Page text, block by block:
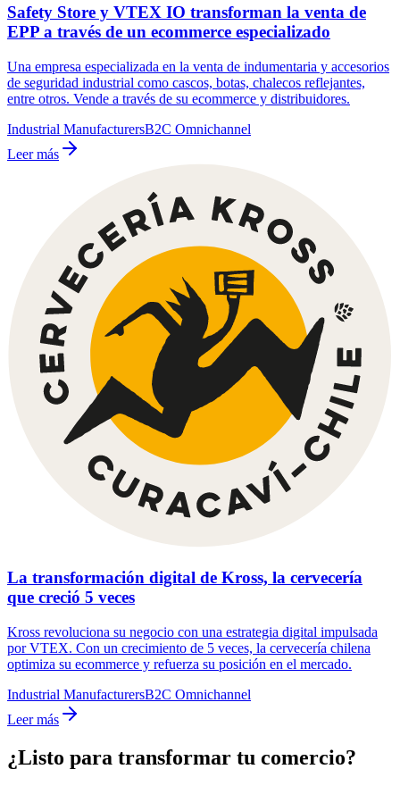
Safety Store y VTEX IO transforman la venta de
EPP a través de un ecommerce especializado
Una empresa especializada en la venta de indumentaria y accesorios
de seguridad industrial como cascos, botas, chalecos reflejantes,
entre otros. Vende a través de su ecommerce y distribuidores.
Industrial ManufacturersB2C Omnichannel
Leer más
La transformación digital de Kross, la cervecería
que creció 5 veces
Kross revoluciona su negocio con una estrategia digital impulsada
por VTEX. Con un crecimiento de 5 veces, la cervecería chilena
optimiza su ecommerce y refuerza su posición en el mercado.
Industrial ManufacturersB2C Omnichannel
Leer más
¿Listo para transformar tu comercio?